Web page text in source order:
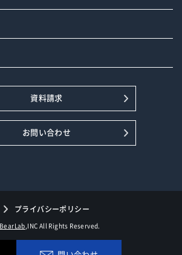
資料請求
お問い合わせ
プライバシーポリシー
BearLab ,INC All Rights Reserved.